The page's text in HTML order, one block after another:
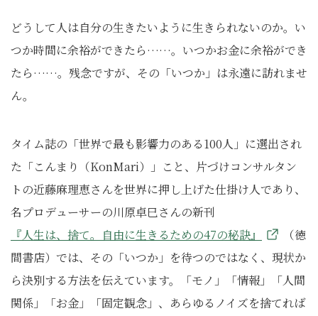
どうして人は自分の生きたいように生きられないのか。い
つか時間に余裕ができたら……。いつかお金に余裕ができ
たら……。残念ですが、その「いつか」は永遠に訪れませ
ん。
タイム誌の「世界で最も影響力のある100人」に選出され
た「こんまり（KonMari）」こと、片づけコンサルタン
トの近藤麻理恵さんを世界に押し上げた仕掛け人であり、
名プロデューサーの川原卓巳さんの新刊
『人生は、捨て。自由に生きるための47の秘訣』
（徳
間書店）では、その「いつか」を待つのではなく、現状か
ら決別する方法を伝えています。「モノ」「情報」「人間
関係」「お金」「固定観念」、あらゆるノイズを捨てれば